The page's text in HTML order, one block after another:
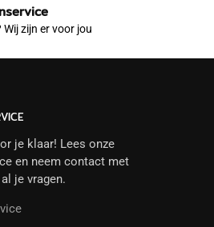
Wij zijn er voor jou
je klaar! Lees onze
en neem contact met
je vragen.